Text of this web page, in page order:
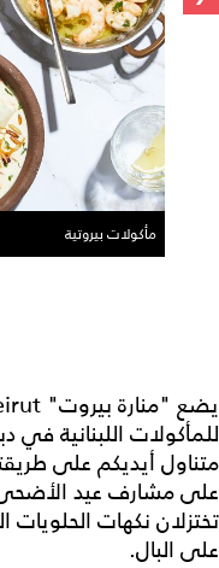
مأكولات بيروتية
للمأكولات اللبنانية في
متناول أيديكم على
على مشارف عيد الأضحى
تختزلان نكهات الحلويات
على البال.